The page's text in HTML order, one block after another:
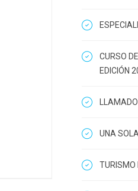
CURSO
EDICIÓN
UNA
TURISMO